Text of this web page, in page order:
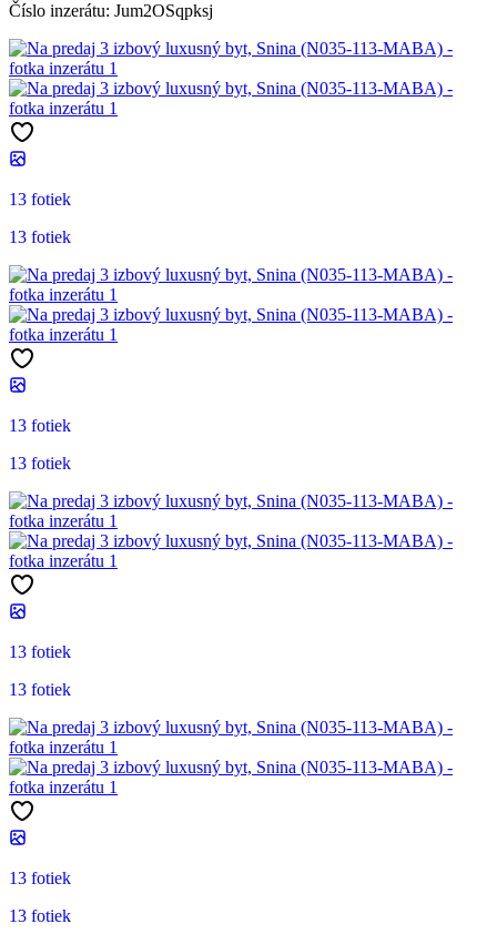
Číslo inzerátu: Jum2OSqpksj
13 fotiek
13 fotiek
13 fotiek
13 fotiek
13 fotiek
13 fotiek
13 fotiek
13 fotiek